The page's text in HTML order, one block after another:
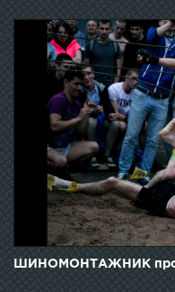
ШИНОМОНТАЖНИК